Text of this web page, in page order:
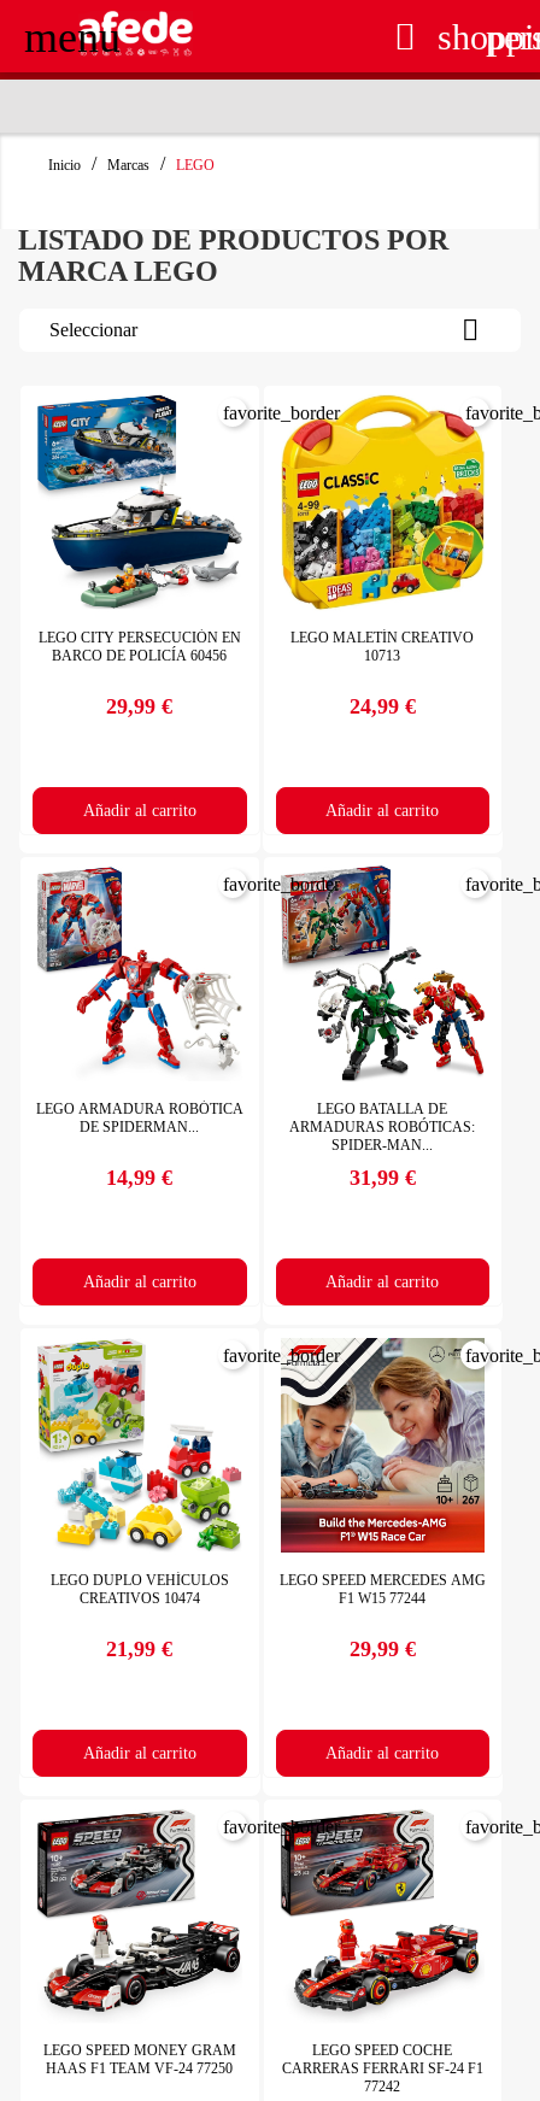
menu 
Inicio Marcas LEGO
LISTADO DE PRODUCTOS POR
MARCA LEGO
Seleccionar 
LEGO CITY PERSECUCIÓN EN
BARCO DE POLICÍA 60456
Precio
29,99 €
Añadir al carrito
favorite_border
LEGO MALETÍN CREATIVO
10713
Precio
24,99 €
Añadir al carrito
LEGO ARMADURA ROBÓTICA
DE SPIDERMAN...
Precio
14,99 €
Añadir al carrito
favorite_border
LEGO BATALLA DE
ARMADURAS ROBÓTICAS:
SPIDER-MAN...
Precio
31,99 €
Añadir al carrito
LEGO DUPLO VEHÍCULOS
CREATIVOS 10474
Precio
21,99 €
Añadir al carrito
favorite_border
LEGO SPEED MERCEDES AMG
F1 W15 77244
Precio
29,99 €
Añadir al carrito
LEGO SPEED MONEY GRAM
HAAS F1 TEAM VF-24 77250
favorite_border
LEGO SPEED COCHE
CARRERAS FERRARI SF-24 F1
77242